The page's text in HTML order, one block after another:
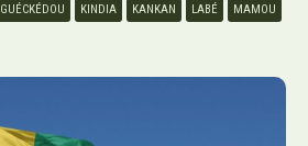
GUÉCKÉDOU KINDIA KANKAN LABÉ MAMOU